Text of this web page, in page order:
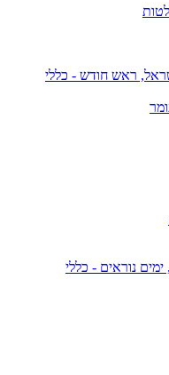
ראש חודש - כללי
נוראים - כללי